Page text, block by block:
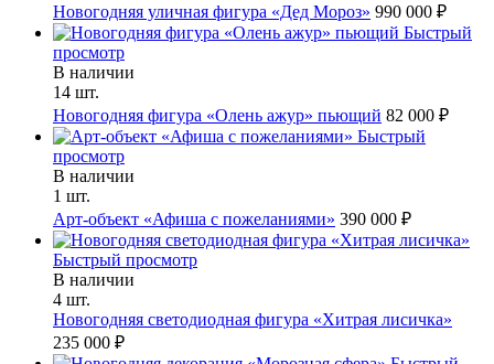
Новогодняя уличная фигура «Дед Мороз» 990 000 ₽
Быстрый
просмотр
В наличии
14 шт.
Новогодняя фигура «Олень ажур» пьющий 82 000 ₽
Быстрый
просмотр
В наличии
1 шт.
Арт-объект «Афиша с пожеланиями» 390 000 ₽
Быстрый просмотр
В наличии
4 шт.
Новогодняя светодиодная фигура «Хитрая лисичка»
235 000 ₽